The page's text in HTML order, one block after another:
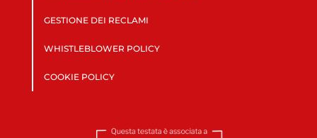
GESTIONE DEI RECLAMI
WHISTLEBLOWER POLICY
COOKIE POLICY